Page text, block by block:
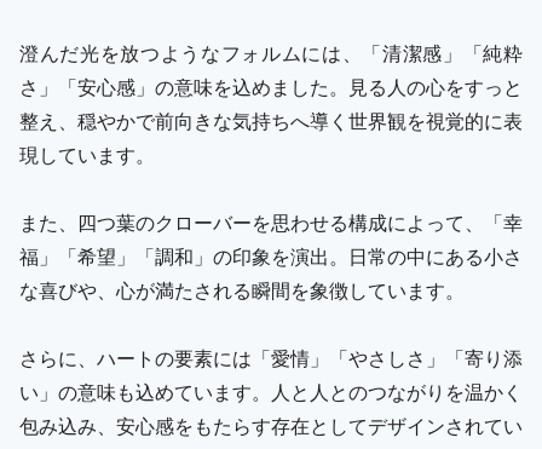
澄んだ光を放つようなフォルムには、「清潔感」「純粋
さ」「安心感」の意味を込めました。見る人の心をすっと
整え、穏やかで前向きな気持ちへ導く世界観を視覚的に表
現しています。
また、四つ葉のクローバーを思わせる構成によって、「幸
福」「希望」「調和」の印象を演出。日常の中にある小さ
な喜びや、心が満たされる瞬間を象徴しています。
さらに、ハートの要素には「愛情」「やさしさ」「寄り添
い」の意味も込めています。人と人とのつながりを温かく
包み込み、安心感をもたらす存在としてデザインされてい